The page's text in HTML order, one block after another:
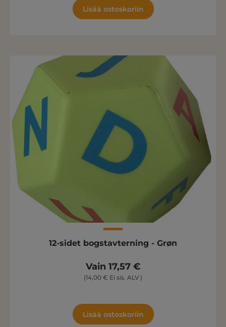
Lisää ostoskoriin
12-sidet bogstavterning - Grøn
Vain 17,57 €
(14,00 € Ei sis. ALV )
Lisää ostoskoriin